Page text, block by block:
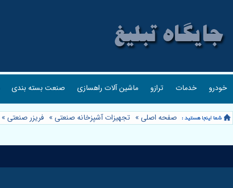
خودرو خدمات ترازو ماشین آلات راهسازی صنعت بسته بندی
صفحه اصلی » تجهیزات آشپزخانه صنعتی » فریزر صنعتی »